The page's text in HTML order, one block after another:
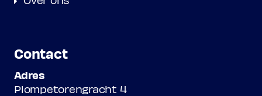
Contact
Adres
Plompetorengracht 4